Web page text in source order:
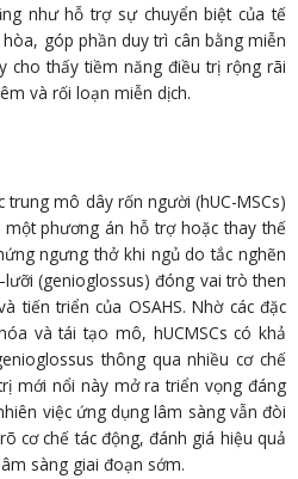
như hỗ trợ sự chuyển biệt của tế
góp phần duy trì cân bằng miễn
cho thấy tiềm năng điều trị rộng rãi
và rối loạn miễn dịch.
mô dây rốn người (hUC-MSCs)
phương án hỗ trợ hoặc thay thế
ngưng thở khi ngủ do tắc nghẽn
(genioglossus) đóng vai trò then
tiến triển của OSAHS. Nhờ các đặc
và tái tạo mô, hUCMSCs có khả
thông qua nhiều cơ chế
mới nổi này mở ra triển vọng đáng
việc ứng dụng lâm sàng vẫn đòi
cơ chế tác động, đánh giá hiệu quả
sàng giai đoạn sớm.